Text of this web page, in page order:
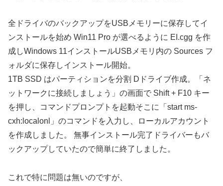
全ドライバのバックアップをUSBメモリーに保存してイ
ンストールを始め Win11 Pro が選べるように EI.cgg を作
成しWindows 11インストールUSBメモリ内の Sources フ
ォルダに保存しインストール開始。
1TB SSD はパーティションを分割 Dドライブ作成。「ネ
ットワークに接続しましょう」の画⾯で Shift + F10 キー
を押し、コマンドプロンプトを起動そこに「start ms-
cxh:localonl」のコマンドを⼊⼒し、ローカルアカウント
を作成しました。 無事インストール完了ドライバーもバ
ックアップしていたので簡単に終了しました。
これで特に問題は無いのですが、